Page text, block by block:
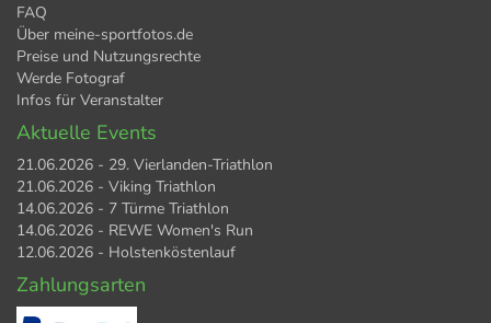
FAQ
Über meine-sportfotos.de
Preise und Nutzungsrechte
Werde Fotograf
Infos für Veranstalter
Aktuelle Events
21.06.2026 - 29. Vierlanden-Triathlon
21.06.2026 - Viking Triathlon
14.06.2026 - 7 Türme Triathlon
14.06.2026 - REWE Women's Run
12.06.2026 - Holstenköstenlauf
Zahlungsarten